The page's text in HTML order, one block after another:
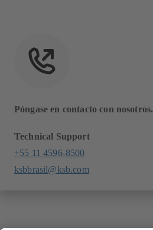
Póngase en contacto con nosotros.
Technical Support
+55 11 4596-8500
ksbbrasil@ksb.com